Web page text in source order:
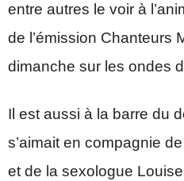
entre autres le voir à
de l’émission Chanteurs
dimanche sur les ondes
Il est aussi à la barre du
s’aimait en compagnie
et de la sexologue